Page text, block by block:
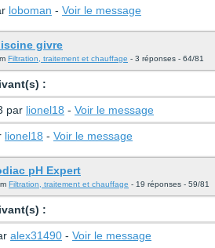
loboman - Voir le message
givre
Filtration, traitement et chauffage - 3 réponses - 64/81
:
par lionel18 - Voir le message
lionel18 - Voir le message
pH Expert
Filtration, traitement et chauffage - 19 réponses - 59/81
:
alex31490 - Voir le message